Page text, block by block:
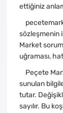
ettiğiniz
sözleşmenin
Market
uğraması,
Peçete
sunulan
tutar.
sayılır. Bu